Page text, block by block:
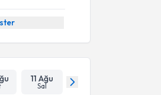
11 Ağu
Sal